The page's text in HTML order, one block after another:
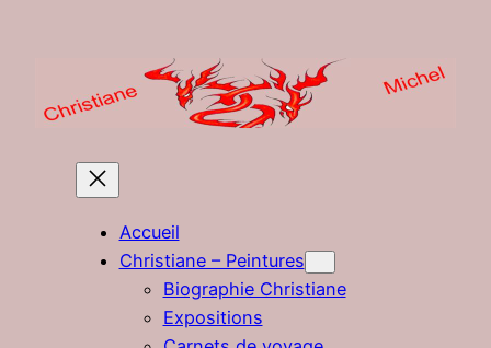
Accueil
Christiane – Peintures
Biographie Christiane
Expositions